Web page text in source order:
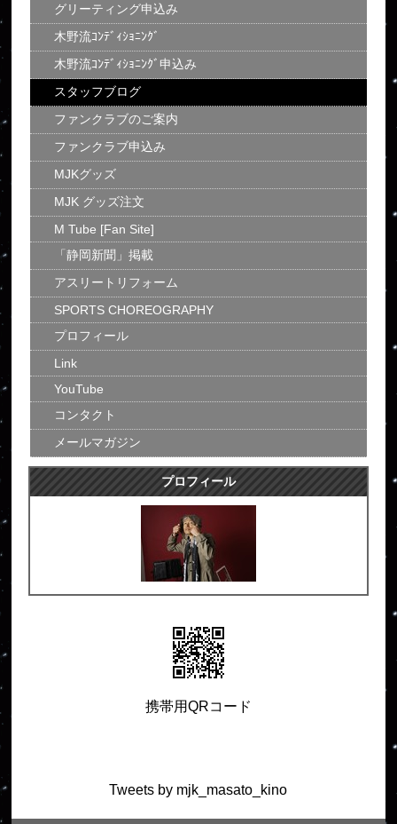
グリーティング申込み
木野流ｺﾝﾃﾞｨｼｮﾆﾝｸﾞ
木野流ｺﾝﾃﾞｨｼｮﾆﾝｸﾞ申込み
スタッフブログ
ファンクラブのご案内
ファンクラブ申込み
MJKグッズ
MJK グッズ注文
M Tube [Fan Site]
「静岡新聞」掲載
アスリートリフォーム
SPORTS CHOREOGRAPHY
プロフィール
Link
YouTube
コンタクト
メールマガジン
プロフィール
携帯用QRコード
Tweets by mjk_masato_kino